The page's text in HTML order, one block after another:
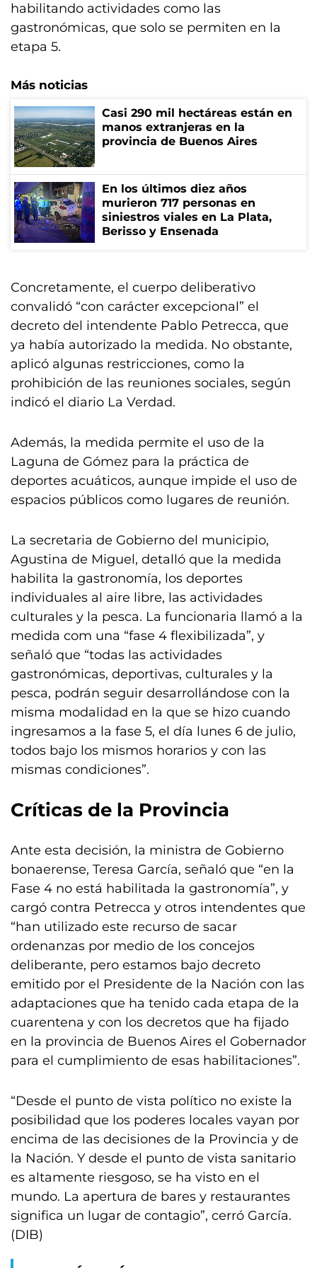
habilitando actividades como las
gastronómicas, que solo se permiten en la
etapa 5.
Más noticias
Casi 290 mil hectáreas están en
manos extranjeras en la
provincia de Buenos Aires
En los últimos diez años
murieron 717 personas en
siniestros viales en La Plata,
Berisso y Ensenada
Concretamente, el cuerpo deliberativo
convalidó “con carácter excepcional” el
decreto del intendente Pablo Petrecca, que
ya había autorizado la medida. No obstante,
aplicó algunas restricciones, como la
prohibición de las reuniones sociales, según
indicó el diario La Verdad.
Además, la medida permite el uso de la
Laguna de Gómez para la práctica de
deportes acuáticos, aunque impide el uso de
espacios públicos como lugares de reunión.
La secretaria de Gobierno del municipio,
Agustina de Miguel, detalló que la medida
habilita la gastronomía, los deportes
individuales al aire libre, las actividades
culturales y la pesca. La funcionaria llamó a la
medida com una “fase 4 flexibilizada”, y
señaló que “todas las actividades
gastronómicas, deportivas, culturales y la
pesca, podrán seguir desarrollándose con la
misma modalidad en la que se hizo cuando
ingresamos a la fase 5, el día lunes 6 de julio,
todos bajo los mismos horarios y con las
mismas condiciones”.
Críticas de la Provincia
Ante esta decisión, la ministra de Gobierno
bonaerense, Teresa García, señaló que “en la
Fase 4 no está habilitada la gastronomía”, y
cargó contra Petrecca y otros intendentes que
“han utilizado este recurso de sacar
ordenanzas por medio de los concejos
deliberante, pero estamos bajo decreto
emitido por el Presidente de la Nación con las
adaptaciones que ha tenido cada etapa de la
cuarentena y con los decretos que ha fijado
en la provincia de Buenos Aires el Gobernador
para el cumplimiento de esas habilitaciones”.
“Desde el punto de vista político no existe la
posibilidad que los poderes locales vayan por
encima de las decisiones de la Provincia y de
la Nación. Y desde el punto de vista sanitario
es altamente riesgoso, se ha visto en el
mundo. La apertura de bares y restaurantes
significa un lugar de contagio”, cerró García.
(DIB)